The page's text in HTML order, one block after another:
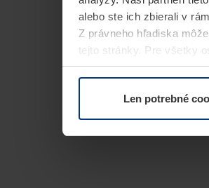
alebo ste ich zbierali v
Z právneho hľadiska
tejto stránky. Pre všetky
alebo odvolať vo
Len potrebné